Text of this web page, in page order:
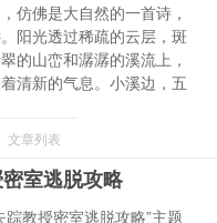
仿佛是大自然的一首诗，
阳光透过稀疏的云层，斑
的山峦和潺潺的溪流上，
清新的气息。小溪边，五
文章列表
室逃脱攻略
踪教授密室逃脱攻略”主题